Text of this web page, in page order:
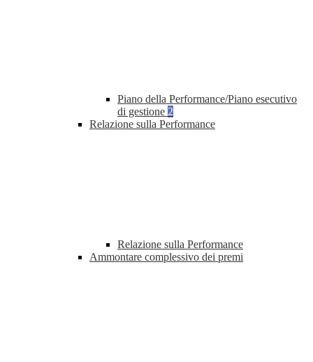
Piano della Performance/Piano esecutivo
di gestione 2
Relazione sulla Performance
Relazione sulla Performance
Ammontare complessivo dei premi